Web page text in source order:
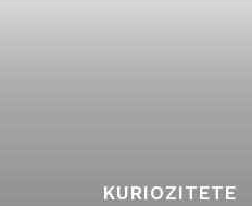
KURIOZITETE